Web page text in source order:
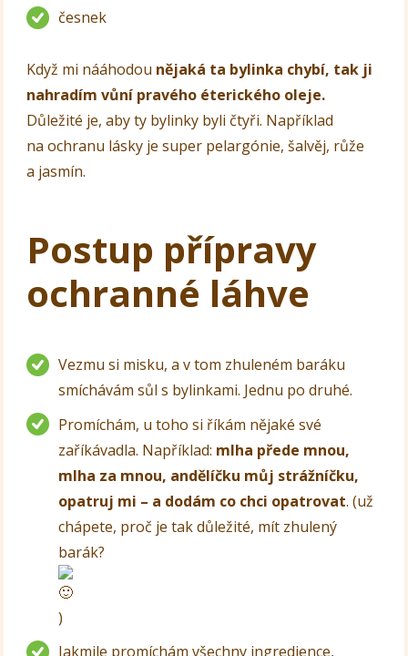
česnek
Když mi nááhodou nějaká ta bylinka chybí, tak ji
nahradím vůní pravého éterického oleje.
Důležité je, aby ty bylinky byli čtyři. Například
na ochranu lásky je super pelargónie, šalvěj, růže
a jasmín.
Postup přípravy
ochranné láhve
Vezmu si misku, a v tom zhuleném baráku
smíchávám sůl s bylinkami. Jednu po druhé.
Promíchám, u toho si říkám nějaké své
zaříkávadla. Například: mlha přede mnou,
mlha za mnou, andělíčku můj strážníčku,
opatruj mi – a dodám co chci opatrovat. (už
chápete, proč je tak důležité, mít zhulený
barák?
)
Jakmile promíchám všechny ingredience,